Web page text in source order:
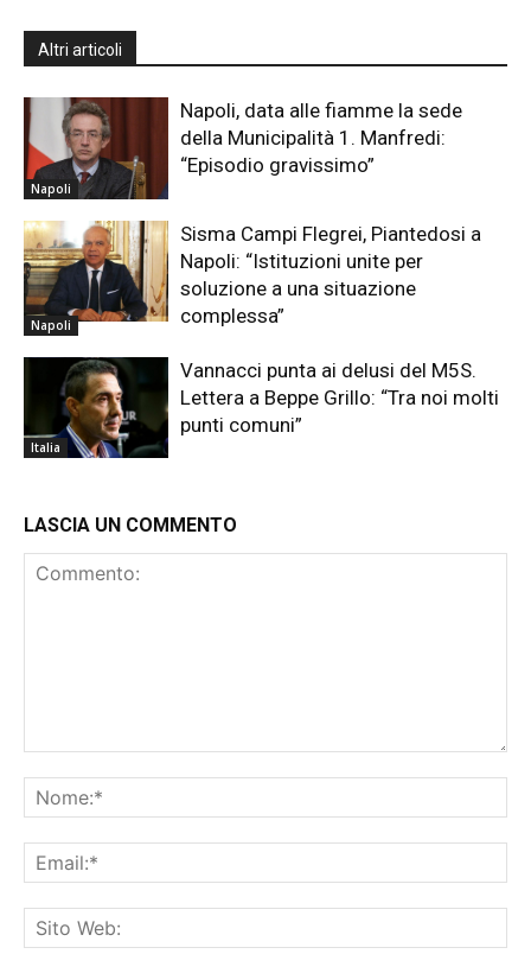
Altri articoli
Napoli
Napoli, data alle fiamme la sede
della Municipalità 1. Manfredi:
“Episodio gravissimo”
Napoli
Sisma Campi Flegrei, Piantedosi a
Napoli: “Istituzioni unite per
soluzione a una situazione
complessa”
Italia
Vannacci punta ai delusi del M5S.
Lettera a Beppe Grillo: “Tra noi molti
punti comuni”
LASCIA UN COMMENTO